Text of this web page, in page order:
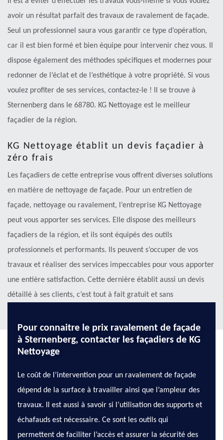
avoir un résultat parfait des travaux de ravalement de façade.
Seul un professionnel saura vous garantir ce type d’opération,
car il est bien formé et bien équipe pour intervenir chez vous. Il
dispose également des méthodes spécifiques et modernes pour
redonner de l’éclat et de l’esthétique à votre propriété. Si vous
voulez profiter de ses services, contactez-le ! Il se trouve à
Sternenberg dans le 68780. KG Nettoyage est le meilleur
façadier de la région.
KG Nettoyage établit un devis façadier à
zéro frais
Les façadiers de cette entreprise vous offrent diverses solutions
en matière de nettoyage de façade. Pour un entretien de
façade, nettoyage ou ravalement, l’entreprise KG Nettoyage
peut vous apporter ses services. Elle dispose des meilleurs
façadiers de la région, et ils sont équipés des outils
professionnels et performants. Ils peuvent s’occuper de vos
travaux et réaliser des services impeccables pour vous apporter
une entière satisfaction. Cette dernière établit aussi un devis
détaillé à ses clients, c’est tout à fait gratuit et sans
Pour connaitre le prix ravalement de façade
à Sternenberg, contacter les façadiers de KG
Nettoyage
Le coût de l’intervention pour un ravalement de façade
dépend de la surface à travailler ainsi que l’ampleur des
travaux. Il est aussi à savoir si l’utilisation des supports et
échafauds est nécessaire. Ce sont les outils qui
permettent de faciliter l’accès et assurer la sécurité des